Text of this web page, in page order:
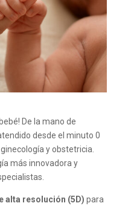
De la mano de
desde el minuto 0
y obstetricia.
más innovadora y
alta resolución (5D) para